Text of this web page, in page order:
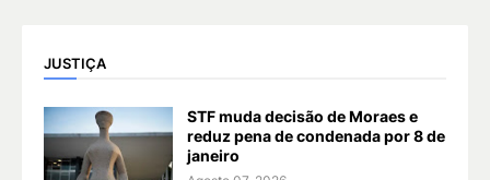
JUSTIÇA
STF muda decisão de Moraes e
reduz pena de condenada por 8 de
janeiro